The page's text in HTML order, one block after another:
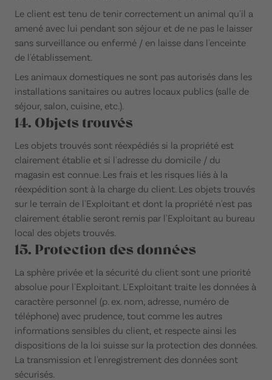
Le client est tenu de tenir correctement un animal qu'il a
amené avec lui pendant son séjour et de ne pas le laisser
sans surveillance ou enfermé / en laisse dans l'enceinte
de l'établissement.
Les animaux domestiques ne sont pas autorisés dans les
installations sanitaires ou autres locaux publics (salle de
séjour, salon, cuisine, etc.).
14. Objets trouvés
Les objets trouvés sont réexpédiés si la propriété est
clairement établie et si l'adresse du domicile / du
magasin est connue. Les frais et les risques liés à la
réexpédition sont à la charge du client. Les objets trouvés
sur le terrain de l'Exploitant et dont la propriété n'est pas
clairement établie seront remis par l'Exploitant au bureau
local des objets trouvés.
15. Protection des données
La sphère privée et la sécurité du client sont une priorité
absolue pour l'Exploitant. L'Exploitant traite les données à
caractère personnel (p. ex. nom, adresse, numéro de
téléphone) avec prudence, tout comme les autres
informations sensibles du client, et respecte ainsi les
dispositions de la loi suisse sur la protection des données.
La transmission et l'enregistrement des données sont
sécurisés.